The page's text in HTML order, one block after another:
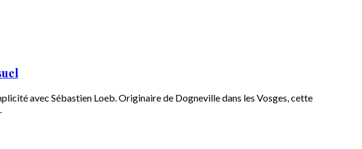
avec Sébastien Loeb. Originaire de Dogneville dans les Vosges, cette